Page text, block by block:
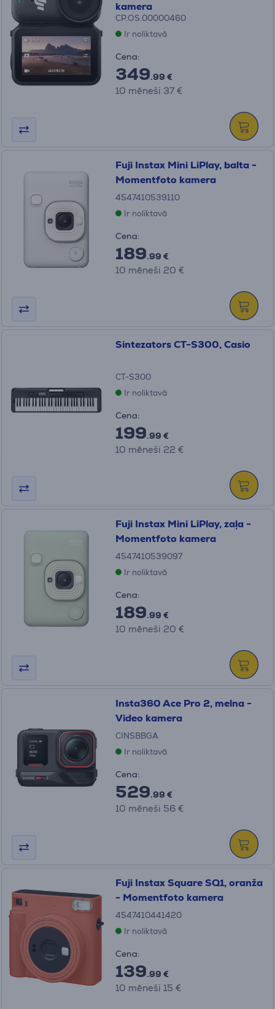
kamera
CP.OS.00000460
Ir noliktavā
Cena:
349.99 €
10 mēneši 37 €
Fuji Instax Mini LiPlay, balta -
Momentfoto kamera
4547410539110
Ir noliktavā
Cena:
189.99 €
10 mēneši 20 €
Sintezators CT-S300, Casio
CT-S300
Ir noliktavā
Cena:
199.99 €
10 mēneši 22 €
Fuji Instax Mini LiPlay, zaļa -
Momentfoto kamera
4547410539097
Ir noliktavā
Cena:
189.99 €
10 mēneši 20 €
Insta360 Ace Pro 2, melna -
Video kamera
CINSBBGA
Ir noliktavā
Cena:
529.99 €
10 mēneši 56 €
Fuji Instax Square SQ1, oranža
- Momentfoto kamera
4547410441420
Ir noliktavā
Cena:
139.99 €
10 mēneši 15 €